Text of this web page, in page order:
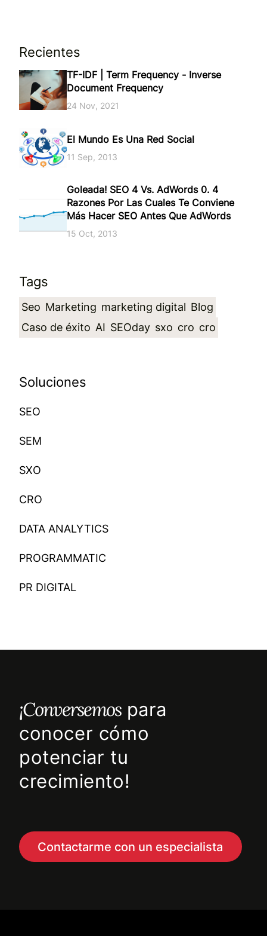
Recientes
TF-IDF | Term Frequency - Inverse
Document Frequency
24 Nov, 2021
El Mundo Es Una Red Social
11 Sep, 2013
Goleada! SEO 4 Vs. AdWords 0. 4
Razones Por Las Cuales Te Conviene
Más Hacer SEO Antes Que AdWords
15 Oct, 2013
Tags
Seo Marketing marketing digital Blog
Caso de éxito AI SEOday sxo cro cro
Soluciones
SEO
SEM
SXO
CRO
DATA ANALYTICS
PROGRAMMATIC
PR DIGITAL
¡Conversemospara
conocer cómo
potenciar tu
crecimiento!
Contactarme con un especialista